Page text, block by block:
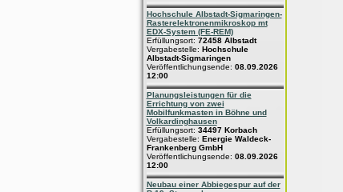
Hochschule Albstadt-Sigmaringen-
Rasterelektronenmikroskop mt
EDX-System (FE-REM)
Erfüllungsort: 72458 Albstadt
Vergabestelle: Hochschule
Albstadt-Sigmaringen
Veröffentlichungsende: 08.09.2026
12:00
Planungsleistungen für die
Errichtung von zwei
Mobilfunkmasten in Böhne und
Volkardinghausen
Erfüllungsort: 34497 Korbach
Vergabestelle: Energie Waldeck-
Frankenberg GmbH
Veröffentlichungsende: 08.09.2026
12:00
Neubau einer Abbiegespur auf der